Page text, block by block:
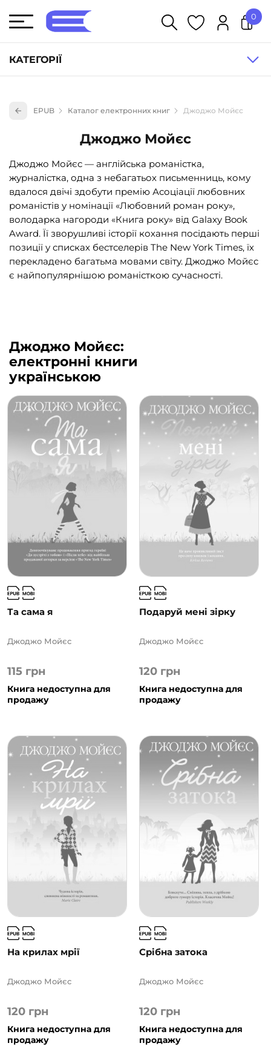
КАТЕГОРІЇ
Книги для дітей (836)
Книги для підлітків (240)
Науково-популярна література (1015)
Навчальна література та посібники (527)
Енциклопедії, довідники, словники (55)
Подарункові сертифікати (1)
0
EPUB Каталог електронних книг Джоджо Мойєс
Джоджо Мойєс
Джоджо Мойєс — англійська романістка,
журналістка, одна з небагатьох письменниць, кому
вдалося двічі здобути премію Асоціації любовних
романістів у номінації «Любовний роман року»,
володарка нагороди «Книга року» від Galaxy Book
Award. Її зворушливі історії кохання посідають перші
позиції у списках бестселерів The New York Times, їх
перекладено багатьма мовами світу. Джоджо Мойєс
є найпопулярнішою романісткою сучасності.
Джоджо Мойєс:
електронні книги
українською
Та сама я
115 грн
Джоджо Мойєс
Книга недоступна для
продажу
Подаруй мені зірку
120 грн
Джоджо Мойєс
Книга недоступна для
продажу
На крилах мрії
120 грн
Джоджо Мойєс
Книга недоступна для
продажу
Срібна затока
120 грн
Джоджо Мойєс
Книга недоступна для
продажу